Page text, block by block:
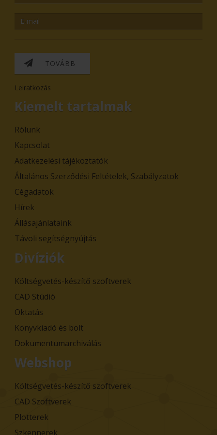
TOVÁBB
Leiratkozás
Kiemelt tartalmak
Rólunk
Kapcsolat
Adatkezelési tájékoztatók
Általános Szerződési Feltételek, Szabályzatok
Cégadatok
Hírek
Állásajánlataink
Távoli segítségnyújtás
Divíziók
Költségvetés-készítő szoftverek
CAD Stúdió
Oktatás
Könyvkiadó és bolt
Dokumentumarchiválás
Webshop
Költségvetés-készítő szoftverek
CAD Szoftverek
Plotterek
Szkennerek